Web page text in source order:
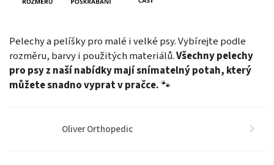
Pelechy a pelíšky pro malé i velké psy. Vybírejte podle
rozměru, barvy i použitých materiálů.Všechny pelechy
pro psy z naší nabídky mají snímatelný potah, který
můžete snadno vyprat v pračce.🐾
Oliver Orthopedic